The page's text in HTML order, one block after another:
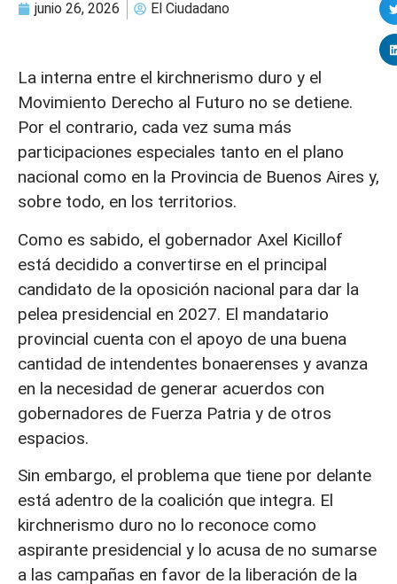
junio 26, 2026 El Ciudadano
La interna entre el kirchnerismo duro y el
Movimiento Derecho al Futuro no se detiene.
Por el contrario, cada vez suma más
participaciones especiales tanto en el plano
nacional como en la Provincia de Buenos Aires y,
sobre todo, en los territorios.
Como es sabido, el gobernador Axel Kicillof
está decidido a convertirse en el principal
candidato de la oposición nacional para dar la
pelea presidencial en 2027. El mandatario
provincial cuenta con el apoyo de una buena
cantidad de intendentes bonaerenses y avanza
en la necesidad de generar acuerdos con
gobernadores de Fuerza Patria y de otros
espacios.
Sin embargo, el problema que tiene por delante
está adentro de la coalición que integra. El
kirchnerismo duro no lo reconoce como
aspirante presidencial y lo acusa de no sumarse
a las campañas en favor de la liberación de la